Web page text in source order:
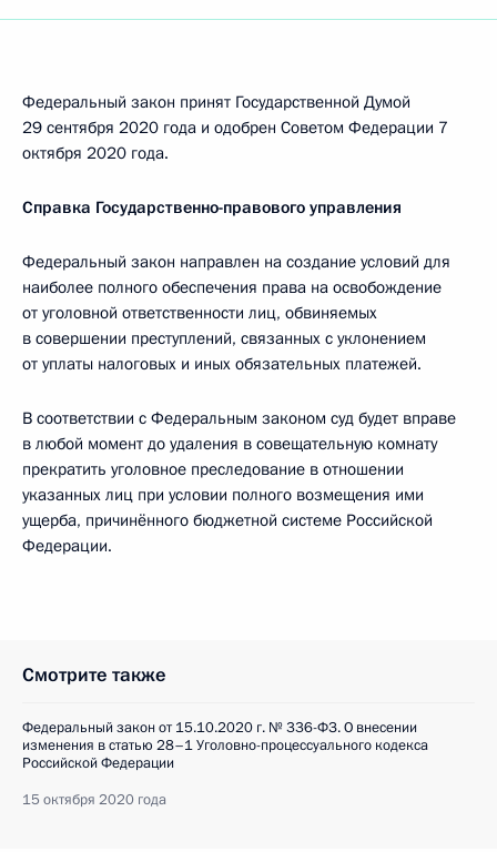
Федеральный закон принят Государственной Думой
29 сентября 2020 года и одобрен Советом Федерации 7
октября 2020 года.
Справка Государственно-правового управления
Федеральный закон направлен на создание условий для
наиболее полного обеспечения права на освобождение
от уголовной ответственности лиц, обвиняемых
в совершении преступлений, связанных с уклонением
от уплаты налоговых и иных обязательных платежей.
В соответствии с Федеральным законом суд будет вправе
в любой момент до удаления в совещательную комнату
прекратить уголовное преследование в отношении
указанных лиц при условии полного возмещения ими
ущерба, причинённого бюджетной системе Российской
Федерации.
Смотрите также
Федеральный закон от 15.10.2020 г. № 336-ФЗ. О внесении
изменения в статью 28–1 Уголовно-процессуального кодекса
Российской Федерации
15 октября 2020 года